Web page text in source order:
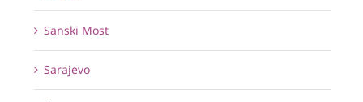
Sanski Most
Sarajevo